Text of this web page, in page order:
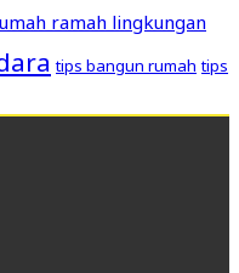
ramah lingkungan
tips bangun rumah tips